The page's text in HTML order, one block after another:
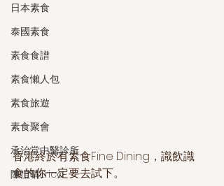
日本素食
泰國素食
素食食譜
素食懶人包
素食旅遊
素食聚會
承治堂中醫診所
陳愷晴Erica
香港終於有素食Fine Dining，識飲識
食的你一定要去試下。